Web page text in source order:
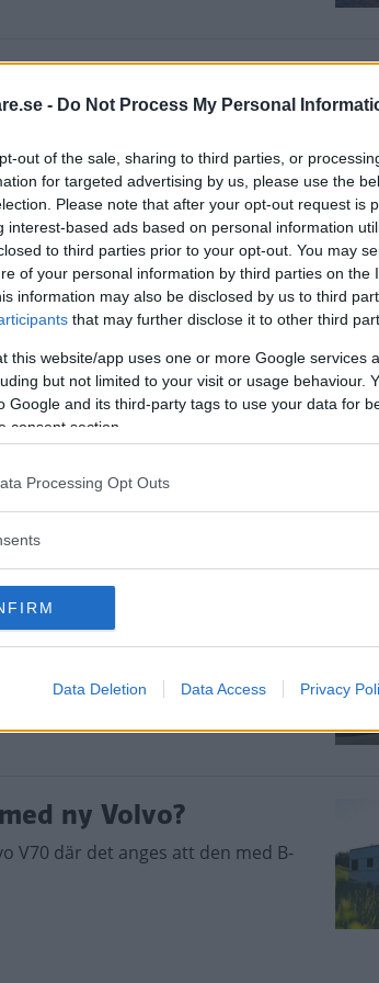
- Do Not Process My Personal
out of the sale, sharing to third parties, or
for targeted advertising by us, please use the
Please note that after your opt-out request is
interest-based ads based on personal information
to third parties prior to your opt-out. You may
of your personal information by third parties on the
information may also be disclosed by us to third
that may further disclose it to other third
this website/app uses one or more Google services
but not limited to your visit or usage behaviour.
Google and its third-party tags to use your data for
consent section.
Processing Opt Outs
Data Deletion Data Access Privacy
och helst i en Citroën C5
Bilägare svarar.
ny Volvo?
V70 där det anges att den med B-